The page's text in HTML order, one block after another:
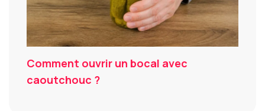
Comment ouvrir un bocal avec
caoutchouc ?